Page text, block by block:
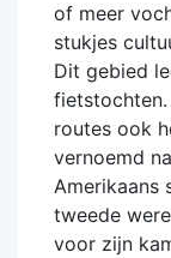
of meer
stukjes
Dit gebied
routes ook
vernoemd
Amerikaans
tweede
voor zijn